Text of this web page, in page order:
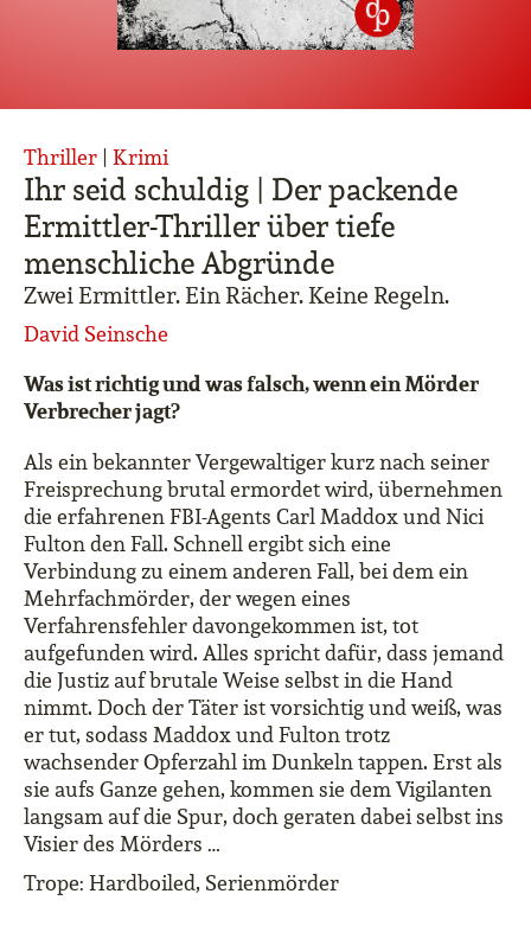
Ihr seid schuldig | Der packende
Ermittler-Thriller über tiefe
menschliche Abgründe
Zwei Ermittler. Ein Rächer. Keine Regeln.
David Seinsche
Thriller | Krimi
Was ist richtig und was falsch, wenn ein Mörder
Verbrecher jagt?
Als ein bekannter Vergewaltiger kurz nach seiner
Freisprechung brutal ermordet wird, übernehmen
die erfahrenen FBI-Agents Carl Maddox und Nici
Fulton den Fall. Schnell ergibt sich eine
Verbindung zu einem anderen Fall, bei dem ein
Mehrfachmörder, der wegen eines
Verfahrensfehler davongekommen ist, tot
aufgefunden wird. Alles spricht dafür, dass jemand
die Justiz auf brutale Weise selbst in die Hand
nimmt. Doch der Täter ist vorsichtig und weiß, was
er tut, sodass Maddox und Fulton trotz
wachsender Opferzahl im Dunkeln tappen. Erst als
sie aufs Ganze gehen, kommen sie dem Vigilanten
langsam auf die Spur, doch geraten dabei selbst ins
Visier des Mörders …
Trope: Hardboiled, Serienmörder